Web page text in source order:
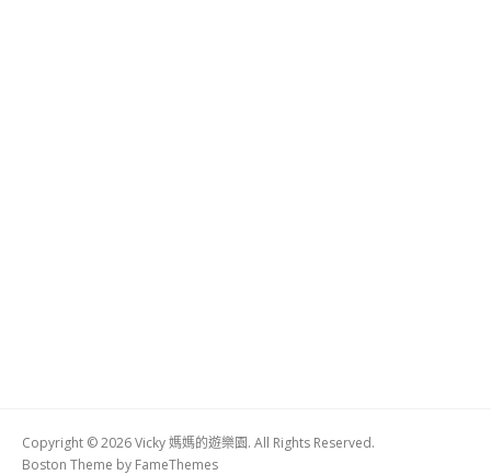
Copyright © 2026 Vicky 媽媽的遊樂園. All Rights Reserved.
Boston Theme by FameThemes